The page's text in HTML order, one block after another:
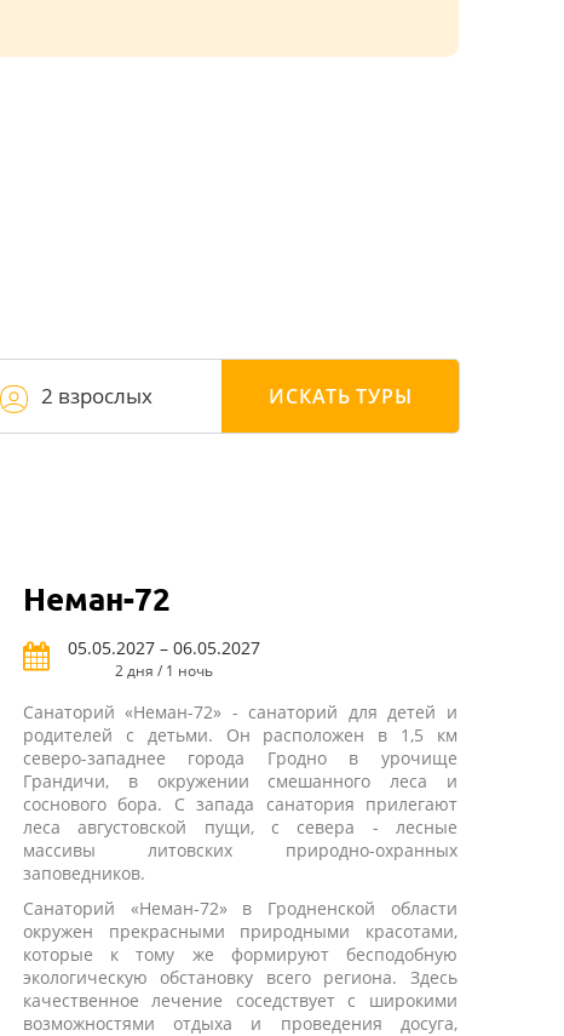
2 взрослых ИСКАТЬ ТУРЫ
Неман-72
05.05.2027 – 06.05.2027
2 дня / 1 ночь
Санаторий «Неман-72» - санаторий для детей и
родителей с детьми. Он расположен в 1,5 км
северо-западнее города Гродно в урочище
Грандичи, в окружении смешанного леса и
соснового бора. С запада санатория прилегают
леса августовской пущи, с севера - лесные
массивы литовских природно-охранных
заповедников.
Санаторий «Неман-72» в Гродненской области
окружен прекрасными природными красотами,
которые к тому же формируют бесподобную
экологическую обстановку всего региона. Здесь
качественное лечение соседствует с широкими
возможностями отдыха и проведения досуга,